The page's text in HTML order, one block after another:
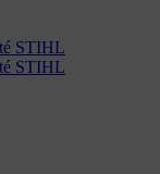
STIHL
STIHL